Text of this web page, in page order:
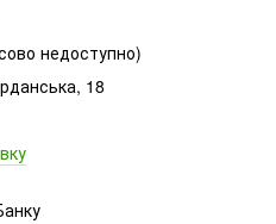
недоступно)
18